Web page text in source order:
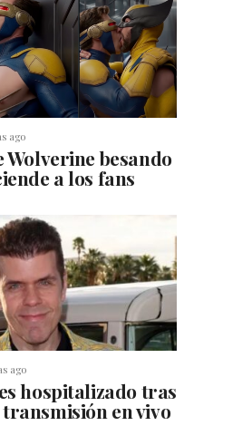
ago
Wolverine besando
a los fans
ago
hospitalizado tras
en vivo